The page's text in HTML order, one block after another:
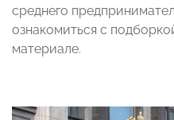
среднего
ознакомиться с
материале.